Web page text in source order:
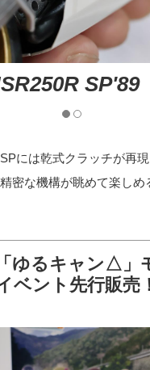
SP'89
には乾式クラッチが再
密な機構が眺めて楽しめ
ゆるキャン△」
ベント先行販売！